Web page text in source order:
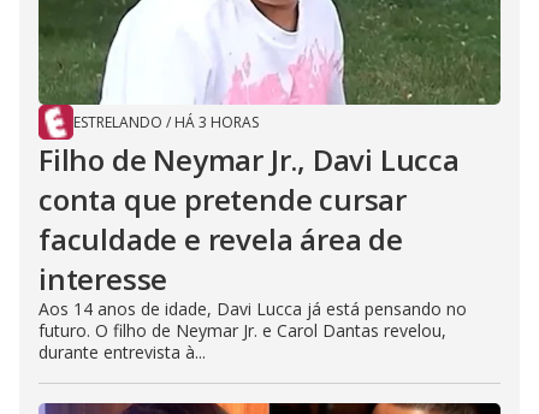
ESTRELANDO / HÁ 3 HORAS
Filho de Neymar Jr., Davi Lucca
conta que pretende cursar
faculdade e revela área de
interesse
Aos 14 anos de idade, Davi Lucca já está pensando no
futuro. O filho de Neymar Jr. e Carol Dantas revelou,
durante entrevista à...